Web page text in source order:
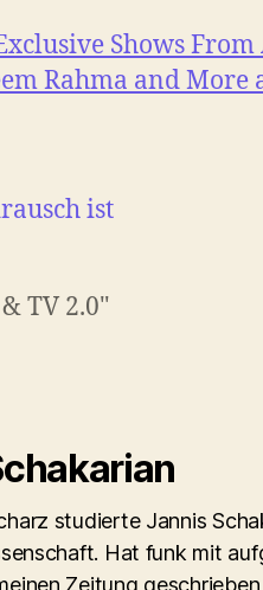
Shows From
Rahma and More
ist
TV 2.0"
studierte Jannis
Hat funk mit
Zeitung